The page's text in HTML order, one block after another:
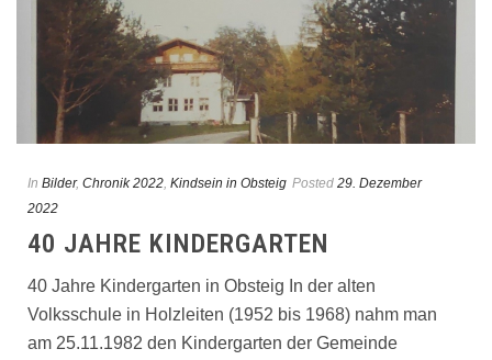
In Bilder, Chronik 2022 Kindsein in Obsteig Posted 29. Dezember
2022
40 JAHRE KINDERGARTEN
40 Jahre Kindergarten in Obsteig In der alten
Volksschule in Holzleiten (1952 bis 1968) nahm man
am 25.11.1982 den Kindergarten der Gemeinde